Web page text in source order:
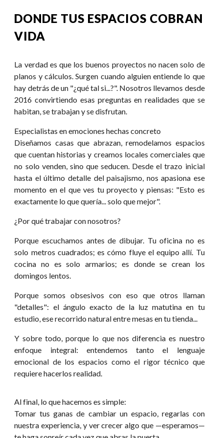
DONDE TUS ESPACIOS COBRAN
VIDA
La verdad es que los buenos proyectos no nacen solo de
planos y cálculos. Surgen cuando alguien entiende lo que
hay detrás de un "¿qué tal si...?". Nosotros llevamos desde
2016 convirtiendo esas preguntas en realidades que se
habitan, se trabajan y se disfrutan.
Especialistas en emociones hechas concreto
Diseñamos casas que abrazan, remodelamos espacios
que cuentan historias y creamos locales comerciales que
no solo venden, sino que seducen. Desde el trazo inicial
hasta el último detalle del paisajismo, nos apasiona ese
momento en el que ves tu proyecto y piensas: "Esto es
exactamente lo que quería... solo que mejor".
¿Por qué trabajar con nosotros?
Porque escuchamos antes de dibujar. Tu oficina no es
solo metros cuadrados; es cómo fluye el equipo allí. Tu
cocina no es solo armarios; es donde se crean los
domingos lentos.
Porque somos obsesivos con eso que otros llaman
"detalles": el ángulo exacto de la luz matutina en tu
estudio, ese recorrido natural entre mesas en tu tienda...
Y sobre todo, porque lo que nos diferencia es nuestro
enfoque integral: entendemos tanto el lenguaje
emocional de los espacios como el rigor técnico que
requiere hacerlos realidad.
Al final, lo que hacemos es simple:
Tomar tus ganas de cambiar un espacio, regarlas con
nuestra experiencia, y ver crecer algo que —esperamos—